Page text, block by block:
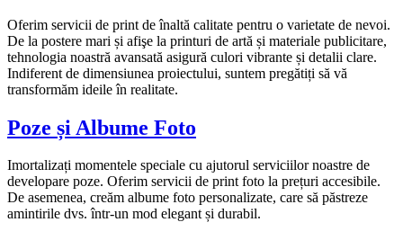
Oferim servicii de print de înaltă calitate pentru o varietate de nevoi.
De la postere mari și afişe la printuri de artă și materiale publicitare,
tehnologia noastră avansată asigură culori vibrante și detalii clare.
Indiferent de dimensiunea proiectului, suntem pregătiți să vă
transformăm ideile în realitate.
Poze și Albume Foto
Imortalizați momentele speciale cu ajutorul serviciilor noastre de
developare poze. Oferim servicii de print foto la prețuri accesibile.
De asemenea, creăm albume foto personalizate, care să păstreze
amintirile dvs. într-un mod elegant și durabil.